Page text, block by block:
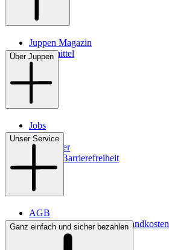
Juppen Magazin
Pflegemittel
Über Juppen
Jobs
Filialen
Newsletter
Digitale Barrierefreiheit
Unser Service
AGB
Lieferbedingungen & Versandkosten
Bezahlung
Ganz einfach und sicher bezahlen